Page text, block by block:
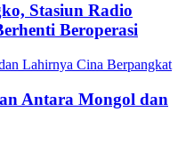
Stasiun Radio
Beroperasi
Antara Mongol dan